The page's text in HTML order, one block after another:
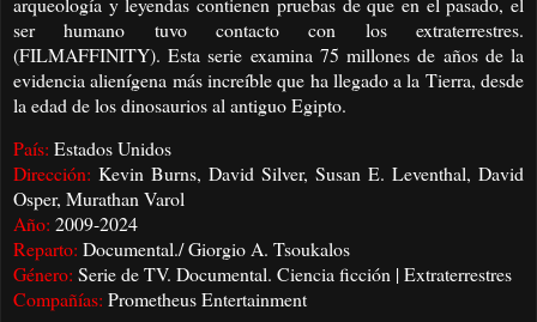
ser humano tuvo contacto con los extraterrestres.
(FILMAFFINITY). Esta serie examina 75 millones de años de la
evidencia alienígena más increíble que ha llegado a la Tierra, desde
la edad de los dinosaurios al antiguo Egipto.
País: Estados Unidos
Dirección: Kevin Burns, David Silver, Susan E. Leventhal, David
Osper, Murathan Varol
Año: 2009-2024
Reparto: Documental./ Giorgio A. Tsoukalos
Género: Serie de TV. Documental. Ciencia ficción | Extraterrestres
Compañías: Prometheus Entertainment